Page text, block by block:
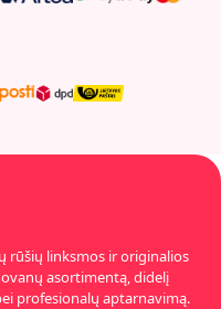
rūšių linksmos ir originalios
asortimentą, didelį
profesionalų aptarnavimą.